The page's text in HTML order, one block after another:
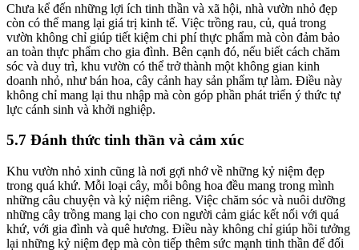
Chưa kể đến những lợi ích tinh thần và xã hội, nhà vườn nhỏ đẹp
còn có thể mang lại giá trị kinh tế. Việc trồng rau, củ, quả trong
vườn không chỉ giúp tiết kiệm chi phí thực phẩm mà còn đảm bảo
an toàn thực phẩm cho gia đình. Bên cạnh đó, nếu biết cách chăm
sóc và duy trì, khu vườn có thể trở thành một không gian kinh
doanh nhỏ, như bán hoa, cây cảnh hay sản phẩm tự làm. Điều này
không chỉ mang lại thu nhập mà còn góp phần phát triển ý thức tự
lực cánh sinh và khởi nghiệp.
5.7 Đánh thức tinh thần và cảm xúc
Khu vườn nhỏ xinh cũng là nơi gợi nhớ về những kỷ niệm đẹp
trong quá khứ. Mỗi loại cây, mỗi bông hoa đều mang trong mình
những câu chuyện và kỷ niệm riêng. Việc chăm sóc và nuôi dưỡng
những cây trồng mang lại cho con người cảm giác kết nối với quá
khứ, với gia đình và quê hương. Điều này không chỉ giúp hồi tưởng
lại những kỷ niệm đẹp mà còn tiếp thêm sức mạnh tinh thần để đối